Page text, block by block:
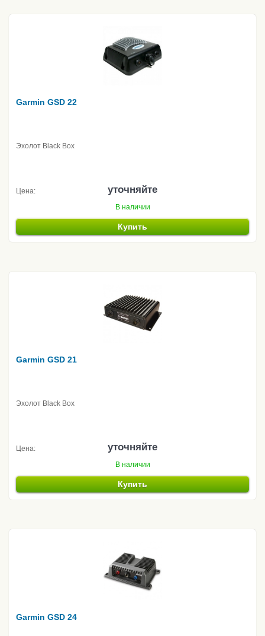
Garmin GSD 22
Эхолот Black Box
Цена: уточняйте
В наличии
Купить
Garmin GSD 21
Эхолот Black Box
Цена: уточняйте
В наличии
Купить
Garmin GSD 24